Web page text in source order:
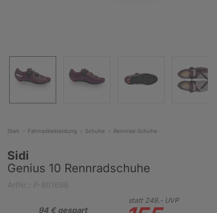
Start Fahrradbekleidung Schuhe Rennrad-Schuhe
Sidi
Genius 10 Rennradschuhe
94 € gespart
statt 249.-UVP